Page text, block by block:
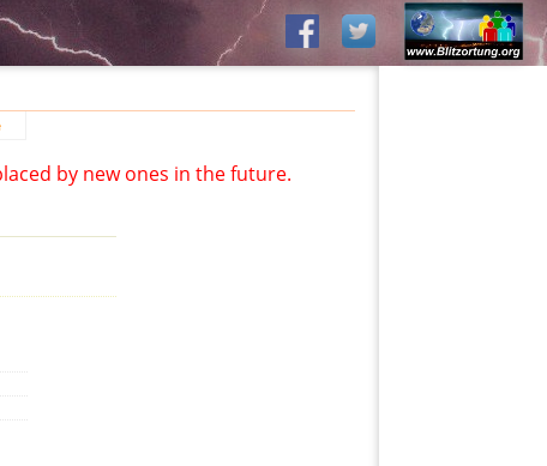
by new ones in the future.